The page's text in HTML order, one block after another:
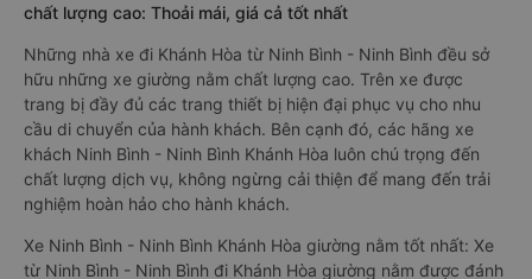
chất lượng cao: Thoải mái, giá cả tốt nhất
Những nhà xe đi Khánh Hòa từ Ninh Bình - Ninh Bình đều sở
hữu những xe giường nằm chất lượng cao. Trên xe được
trang bị đầy đủ các trang thiết bị hiện đại phục vụ cho nhu
cầu di chuyển của hành khách. Bên cạnh đó, các hãng xe
khách Ninh Bình - Ninh Bình Khánh Hòa luôn chú trọng đến
chất lượng dịch vụ, không ngừng cải thiện để mang đến trải
nghiệm hoàn hảo cho hành khách.
Xe Ninh Bình - Ninh Bình Khánh Hòa giường nằm tốt nhất: Xe
từ Ninh Bình - Ninh Bình đi Khánh Hòa giường nằm được đánh